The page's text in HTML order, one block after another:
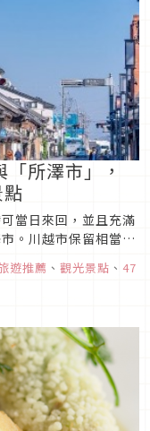
所澤市」，
當日來回，並且充滿
。川越市保留相當濃
各個能量景點的好地
遊推薦 、 觀光景點 、 47